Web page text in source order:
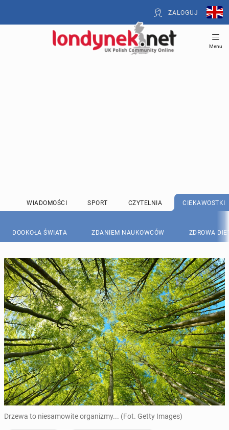
ZALOGUJ
Menu
WIADOMOŚCI SPORT CZYTELNIA CIEKAWOSTKI
DOOKOŁA ŚWIATA ZDANIEM NAUKOWCÓW ZDROWA
Drzewa to niesamowite organizmy... (Fot. Getty Images)